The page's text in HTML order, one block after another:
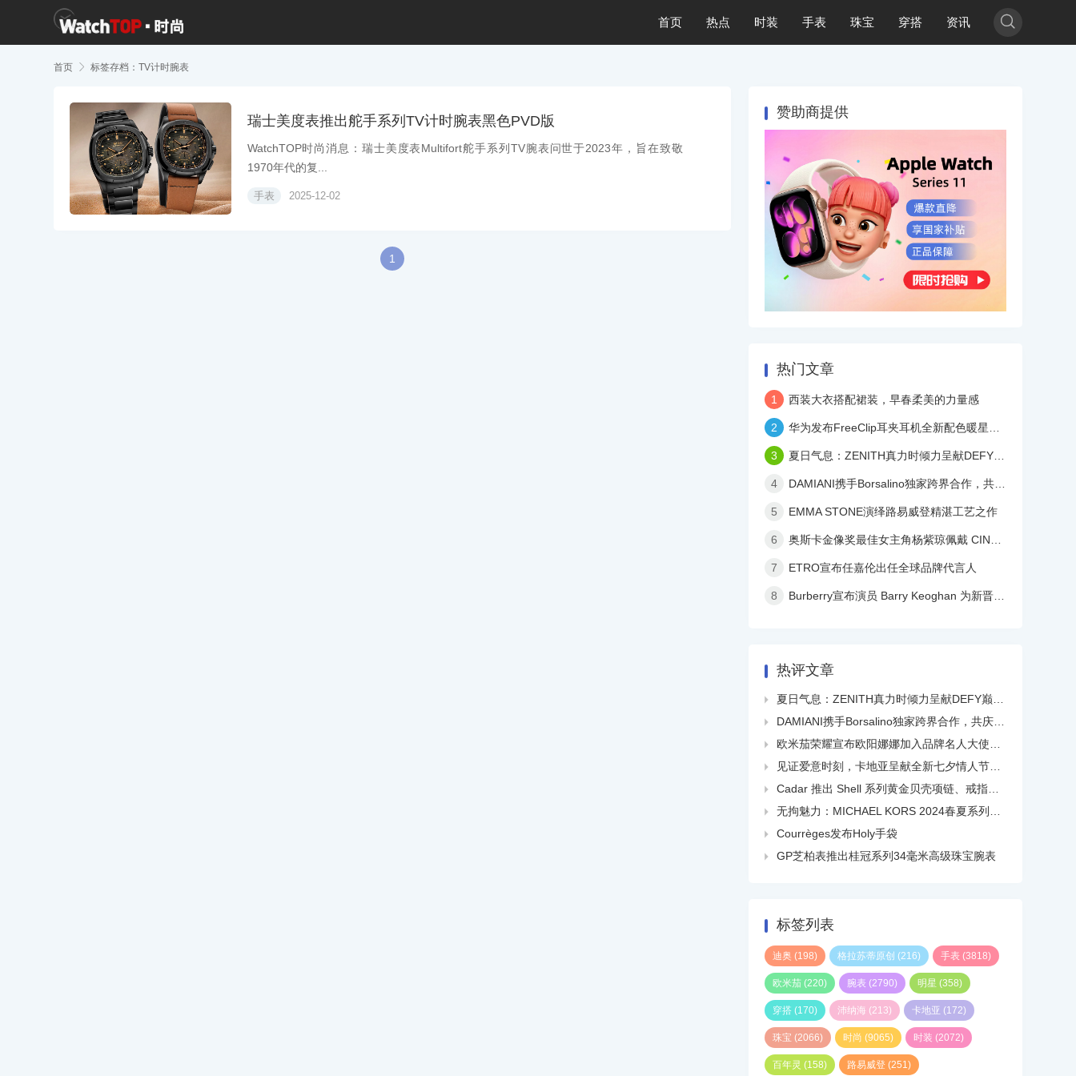
首页 热点 时装 手表 珠宝 穿搭 资讯 
首页  标签存档：TV计时腕表
瑞士美度表推出舵手系列TV计时腕表黑色PVD版
WatchTOP时尚消息：瑞士美度表Multifort舵手系列TV腕表问世于2023年，旨在致敬
1970年代的复...
手表 2025-12-02
1
赞助商提供
热门文章
1 西装大衣搭配裙装，早春柔美的力量感
2 华为发布FreeClip耳夹耳机全新配色暖星云，再度引领时尚潮流！
3 夏日气息：ZENITH真力时倾力呈献DEFY巅峰系列镂空天际腕表白色陶瓷款
4 DAMIANI携手Borsalino独家跨界合作，共庆品牌百年华诞
5 EMMA STONE演绎路易威登精湛工艺之作
6 奥斯卡金像奖最佳女主角杨紫琼佩戴 CINDY CHAO 艺术珠宝亮相颁奖典礼
7 ETRO宣布任嘉伦出任全球品牌代言人
8 Burberry宣布演员 Barry Keoghan 为新晋品牌大使
热评文章

夏日气息：ZENITH真力时倾力呈献DEFY巅峰系列镂空天际腕表白色陶瓷款

DAMIANI携手Borsalino独家跨界合作，共庆品牌百年华诞

欧米茄荣耀宣布欧阳娜娜加入品牌名人大使大家庭

见证爱意时刻，卡地亚呈献全新七夕情人节短片

Cadar 推出 Shell 系列黄金贝壳项链、戒指、耳环等

无拘魅力：MICHAEL KORS 2024春夏系列广告大片正式发布

Courrèges发布Holy手袋

GP芝柏表推出桂冠系列34毫米高级珠宝腕表
标签列表
迪奥 (198) 格拉苏蒂原创 (216) 手表 (3818)
欧米茄 (220) 腕表 (2790) 明星 (358)
穿搭 (170) 沛纳海 (213) 卡地亚 (172)
珠宝 (2066) 时尚 (9065) 时装 (2072)
百年灵 (158) 路易威登 (251)